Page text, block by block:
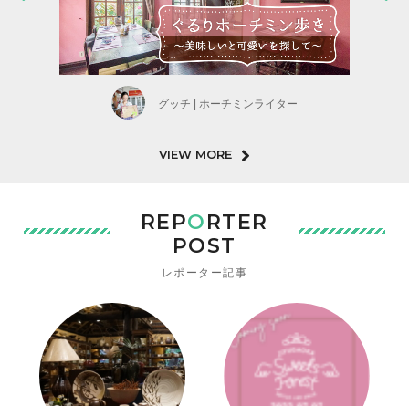
グッチ | ホーチミンライター
VIEW MORE
REPORTER
POST
レポーター記事